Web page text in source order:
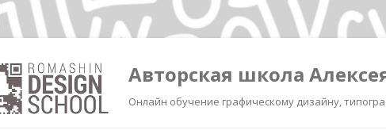
Авторская школа
Онлайн обучение графическому дизайну,